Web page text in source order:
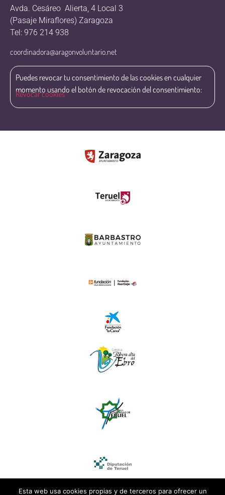
Avda. Cesáreo Alierta, 4 Local 3
(Pasaje Miraflores) Zaragoza
Tel: 976 214 938
coordinadora@aragonvoluntario.net
Puedes revocar tu consentimiento de las cookies en cualquier
momento usando el botón de revocación del consentimiento:
Revocar cookies
Esta web usa cookies propias y de terceros para ofrecer un